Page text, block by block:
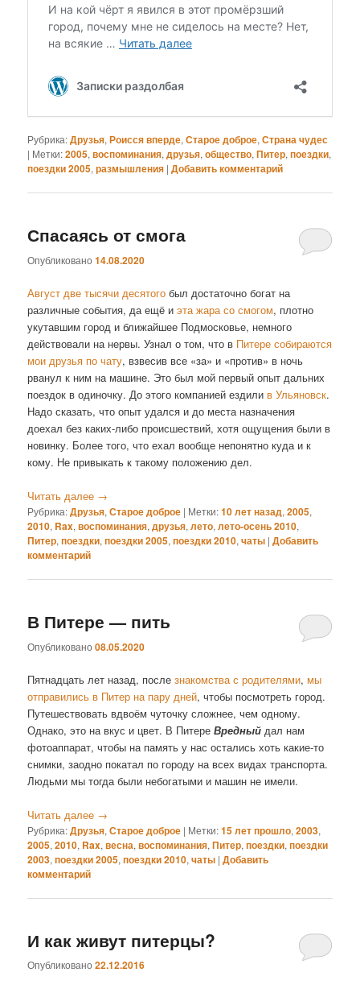
Рубрика:Друзья,Роисся вперде,Старое доброе,Страна чудес
| Метки:2005,воспоминания,друзья,общество,Питер,поездки,
поездки 2005,размышления |Добавить комментарий
Спасаясь от смога
Опубликовано14.08.2020
Август две тысячи десятого был достаточно богат на
различные события, да ещё иэта жара со смогом, плотно
укутавшим город и ближайшее Подмосковье, немного
действовали на нервы. Узнал о том, что в Питере собираются
мои друзья по чату, взвесив все «за» и «против» в ночь
рванул к ним на машине. Это был мой первый опыт дальних
поездок в одиночку. До этого компанией ездили в Ульяновск.
Надо сказать, что опыт удался и до места назначения
доехал без каких-либо происшествий, хотя ощущения были в
новинку. Более того, что ехал вообще непонятно куда и к
кому. Не привыкать к такому положению дел.
Читать далее →
Рубрика:Друзья,Старое доброе | Метки:10 лет назад,2005,
2010, Rax,воспоминания,друзья,лето,лето-осень 2010,
Питер,поездки,поездки 2005,поездки 2010,чаты |Добавить
комментарий
В Питере — пить
Опубликовано08.05.2020
Пятнадцать лет назад, послезнакомства с родителями, мы
отправились в Питер на пару дней, чтобы посмотреть город.
Путешествовать вдвоём чуточку сложнее, чем одному.
Однако, это на вкус и цвет. В ПитереВредный дал нам
фотоаппарат, чтобы на память у нас остались хоть какие-то
снимки, заодно покатал по городу на всех видах транспорта.
Людьми мы тогда были небогатыми и машин не имели.
Читать далее →
Рубрика:Друзья,Старое доброе | Метки:15 лет прошло,2003,
2005,2010, Rax,весна,воспоминания,Питер,поездки,поездки
2003,поездки 2005,поездки 2010,чаты |Добавить
комментарий
И как живут питерцы?
Опубликовано22.12.2016